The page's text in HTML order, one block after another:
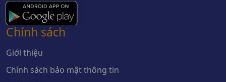
Chính sách
Giới thiệu
Chính sách bảo mật thông tin